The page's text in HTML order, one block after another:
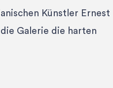
Künstler Ernest
Galerie die harten